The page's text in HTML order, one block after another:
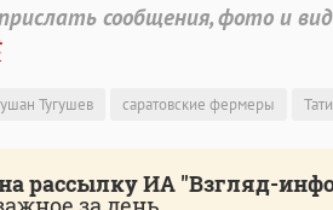
сообщения, фото и
Тугушев саратовские фермеры
рассылку ИА "Взгляд-